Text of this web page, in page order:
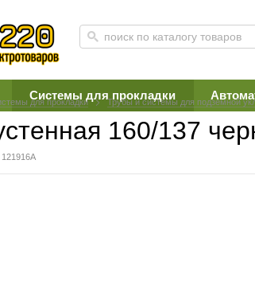
Системы для прокладки
для прокладки Трубы и системы для подземной
160/137